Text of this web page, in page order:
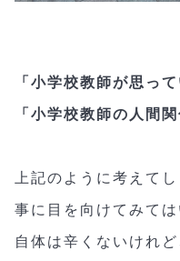
「小学校教師が思っ
「小学校教師の人間
上記のように考えて
事に目を向けてみて
自体は辛くないけれ